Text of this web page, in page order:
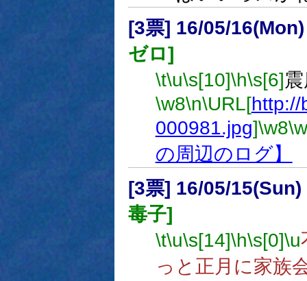
[3票] 16/05/
ゼロ]
\t\u\s[10]\h\s[6]
\w8\n\URL[http://
000981.jpg]\w8
の周辺のログ】
[3票] 16/05/
毒子]
\t\u\s[14]\h\s[0]\u
っと正月に家族